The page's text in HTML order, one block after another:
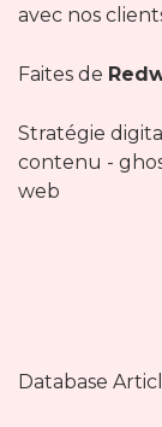
avec nos
Faites de
Stratégie
contenu -
web
Database